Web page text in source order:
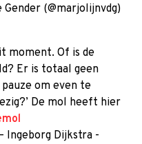
(@marjolijnvdg)
moment. Of is de
Er is totaal geen
om even te
De mol heeft hier
Ingeborg Dijkstra -